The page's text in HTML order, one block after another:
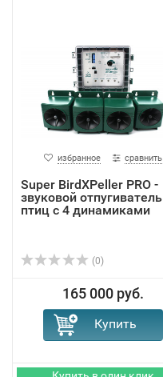
избранное сравнить
Super BirdXPeller PRO -
звуковой отпугиватель
птиц с 4 динамиками
(0)
165 000 руб.